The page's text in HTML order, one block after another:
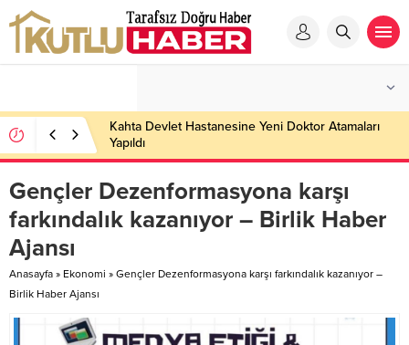
Kahta Devlet Hastanesine Yeni Doktor Atamaları
Yapıldı
Gençler Dezenformasyona karşı
farkındalık kazanıyor – Birlik Haber
Ajansı
Anasayfa » Ekonomi » Gençler Dezenformasyona karşı farkındalık kazanıyor –
Birlik Haber Ajansı